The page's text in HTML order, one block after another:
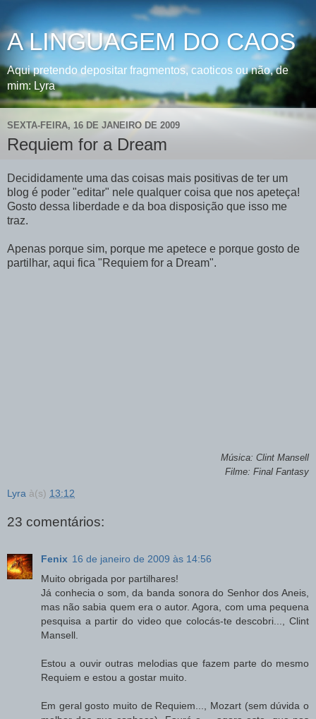
A LINGUAGEM DO CAOS
Aqui pretendo depositar fragmentos, caoticos ou não, de
mim: Lyra
SEXTA-FEIRA, 16 DE JANEIRO DE 2009
Requiem for a Dream
Decididamente uma das coisas mais positivas de ter um
blog é poder "editar" nele qualquer coisa que nos apeteça!
Gosto dessa liberdade e da boa disposição que isso me
traz.
Apenas porque sim, porque me apetece e porque gosto de
partilhar, aqui fica "Requiem for a Dream".
Música: Clint Mansell
Filme: Final Fantasy
Lyra à(s) 13:12
23 comentários:
Fenix 16 de janeiro de 2009 às 14:56
Muito obrigada por partilhares!
Já conhecia o som, da banda sonora do Senhor dos Aneis,
mas não sabia quem era o autor. Agora, com uma pequena
pesquisa a partir do video que colocás-te descobri..., Clint
Mansell.
Estou a ouvir outras melodias que fazem parte do mesmo
Requiem e estou a gostar muito.
Em geral gosto muito de Requiem..., Mozart (sem dúvida o